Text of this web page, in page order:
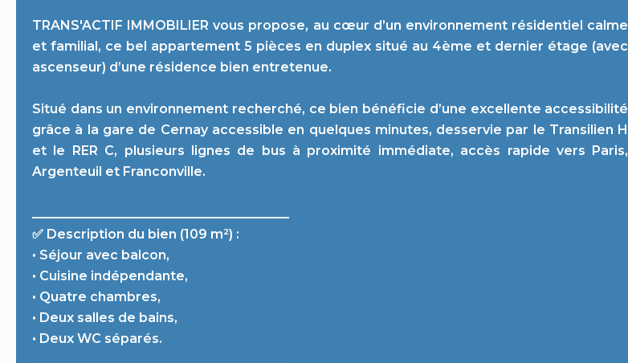
TRANS'ACTIF IMMOBILIER vous propose, au cœur d’un environnement résidentiel calme
et familial, ce bel appartement 5 pièces en duplex situé au 4ème et dernier étage (avec
ascenseur) d’une résidence bien entretenue.
Situé dans un environnement recherché, ce bien bénéficie d’une excellente accessibilité
grâce à la gare de Cernay accessible en quelques minutes, desservie par le Transilien H
et le RER C, plusieurs lignes de bus à proximité immédiate, accès rapide vers Paris,
Argenteuil et Franconville.
________________________________________
✅ Description du bien (109 m²) :
• Séjour avec balcon,
• Cuisine indépendante,
• Quatre chambres,
• Deux salles de bains,
• Deux WC séparés.
________________________________________